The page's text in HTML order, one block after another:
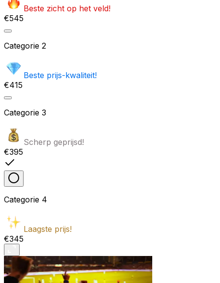
Beste zicht op het veld!
€545
Categorie 2
Beste prijs-kwaliteit!
€415
Categorie 3
Scherp geprijsd!
€395
Categorie 4
Laagste prijs!
€345